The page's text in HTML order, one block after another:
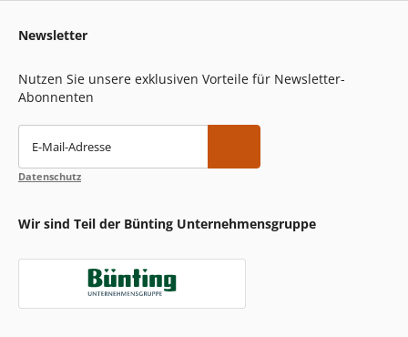
Newsletter
Nutzen Sie unsere exklusiven Vorteile für Newsletter-
Abonnenten
E-Mail-Adresse
Datenschutz
Wir sind Teil der Bünting Unternehmensgruppe